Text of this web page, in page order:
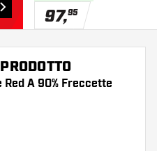
97,95
A 90% Freccette